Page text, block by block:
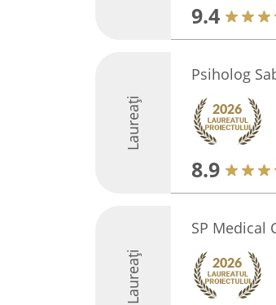
9.4
Laureați
Psiholog
8.9
Laureați
SP Medical